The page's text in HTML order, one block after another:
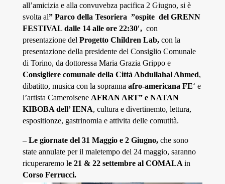
all’amicizia e alla convuvebza pacifica 2 Giugno, si è
svolta al” Parco della Tesoriera ”ospite del GRENN
FESTIVAL dalle 14 alle ore 22:30′, con
presentazione del Progetto Children Lab,con la
presentazione della presidente del Consiglio Comunale
di Torino, da dottoressa Maria Grazia Grippo e
Consigliere comunale della Città Abdullahal Ahmed,
dibatitto, musica con la sopranna afro-americana FE‘ e
l’artista Cameroisene AFRAN ART” e NATAN
KIBOBA dell’ IENA, cultura e divertinemto, lettura,
espositionze, gastrinomia e attivita delle comutità.
– Le giornate del 31 Maggio e 2 Giugno, che sono
state annulate per il maletempo del 24 maggio, saranno
ricuperaremo le 21 & 22 settembre al COMALA in
Corso Ferrucci.